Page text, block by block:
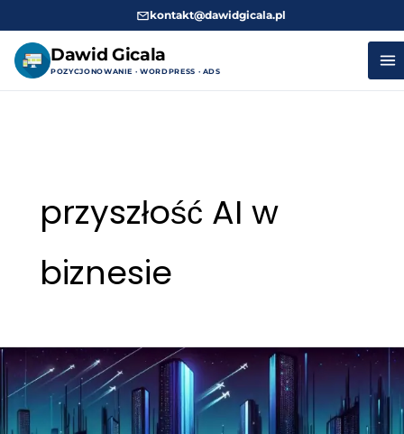
kontakt@dawidgicala.pl
Dawid Gicala
POZYCJONOWANIE · WORDPRESS · ADS
przyszłość AI w
biznesie